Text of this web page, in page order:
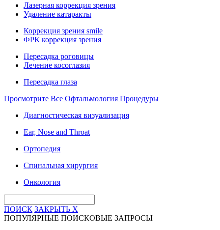
Лазерная коррекция зрения
Удаление катаракты
Коррекция зрения smile
ФРК коррекция зрения
Пересадка роговицы
Лечение косоглазия
Пересадка глаза
Просмотрите Все Офтальмология Процедуры
Диагностическая визуализация
Ear, Nose and Throat
Ортопедия
Спинальная хирургия
Онкология
ПОИСК ЗАКРЫТЬ X
ПОПУЛЯРНЫЕ ПОИСКОВЫЕ ЗАПРОСЫ